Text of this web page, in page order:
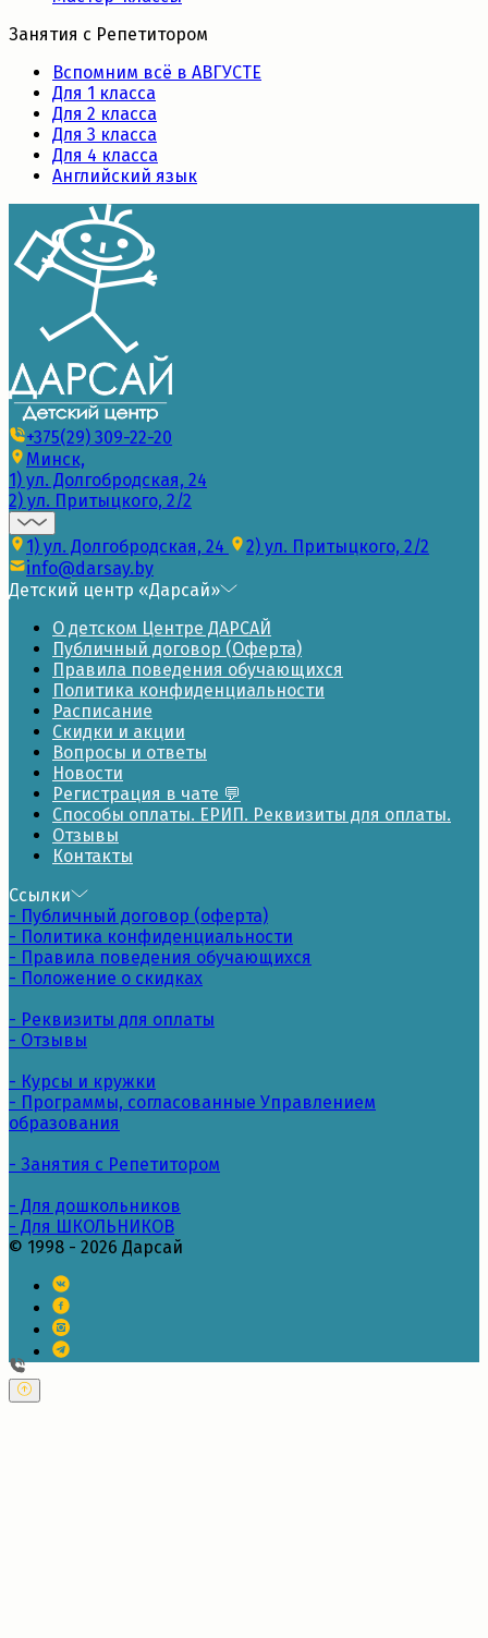
Занятия с Репетитором
Вспомним всё в АВГУСТЕ
Для 1 класса
Для 2 класса
Для 3 класса
Для 4 класса
Английский язык
+375(29) 309-22-20
Минск,
1) ул. Долгобродская, 24
2) ул. Притыцкого, 2/2
1) ул. Долгобродская, 24
2) ул. Притыцкого, 2/2
info@darsay.by
Детский центр «Дарсай»
О детском Центре ДАРСАЙ
Публичный договор (Оферта)
Правила поведения обучающихся
Политика конфиденциальности
Расписание
Скидки и акции
Вопросы и ответы
Новости
Регистрация в чате 💬
Способы оплаты. ЕРИП. Реквизиты для оплаты.
Отзывы
Контакты
Ссылки
- Публичный договор (оферта)
- Политика конфиденциальности
- Правила поведения обучающихся
- Положение о скидках
- Реквизиты для оплаты
- Отзывы
- Курсы и кружки
- Программы, согласованные Управлением
образования
- Занятия с Репетитором
- Для дошкольников
- Для ШКОЛЬНИКОВ
© 1998 - 2026 Дарсай